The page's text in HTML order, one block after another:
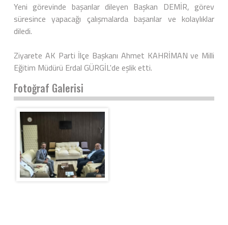
Yeni görevinde başarılar dileyen Başkan DEMİR, görev
süresince yapacağı çalışmalarda başarılar ve kolaylıklar
diledi.
Ziyarete AK Parti İlçe Başkanı Ahmet KAHRİMAN ve Milli
Eğitim Müdürü Erdal GÜRGİL'de eşlik etti.
Fotoğraf Galerisi